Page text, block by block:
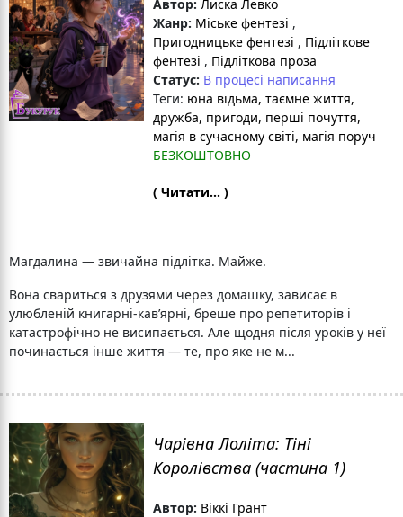
Автор: Лиска Левко
Жанр: Міське фентезі ,
Пригодницьке фентезі , Підліткове
фентезі , Підліткова проза
Статус: В процесі написання
Теги: юна відьма, таємне життя,
дружба, пригоди, перші почуття,
магія в сучасному світі, магія поруч
БЕЗКОШТОВНО
( Читати... )
Магдалина — звичайна підлітка. Майже.
Вона свариться з друзями через домашку, зависає в
улюбленій книгарні-кав’ярні, бреше про репетиторів і
катастрофічно не висипається. Але щодня після уроків у неї
починається інше життя — те, про яке не м...
Чарівна Лоліта: Тіні
Королівства (частина 1)
Автор: Віккі Грант